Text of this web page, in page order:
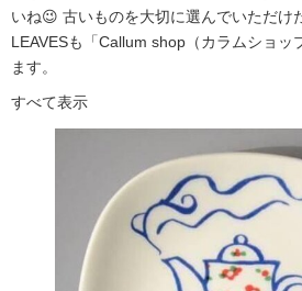
いね😉 古いものを大切に選んでいただけ
LEAVESも「Callum shop（カラムショッ
ます。
すべて表示